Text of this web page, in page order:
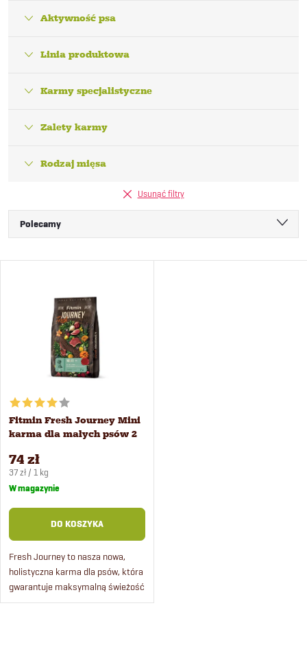
Aktywność psa
Linia produktowa
Karmy specjalistyczne
Zalety karmy
Rodzaj mięsa
Usunąć filtry
S
o
w
a
n
i
e
p
r
Polecamy
Najczęściej sprzedawane
Alfabetycznie
a
p
r
o
d
u
Fitmin Fresh Journey Mini
karma dla małych psów 2
74 zł
Cena
jednostkowa:
37 zł / 1 kg
W magazynie
DO KOSZYKA
Fresh Journey to nasza nowa,
holistyczna karma dla psów, która
gwarantuje maksymalną świeżość
– nawet o 80% większą niż